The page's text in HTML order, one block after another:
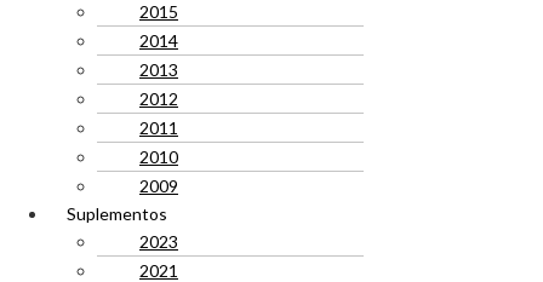
2015
2014
2013
2012
2011
2010
2009
Suplementos
2023
2021